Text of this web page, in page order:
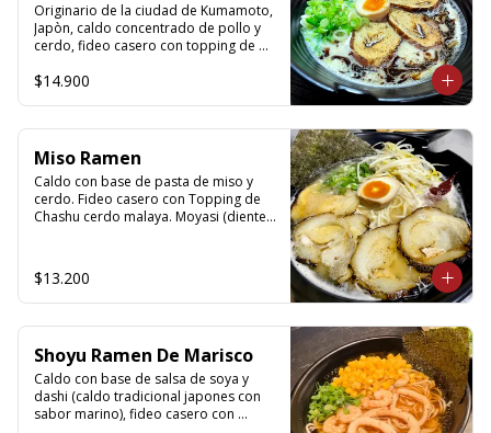
Originario de la ciudad de Kumamoto,
Japòn, caldo concentrado de pollo y
cerdo, fideo casero con topping de
de judas), ajitama(huevo semi cocido),
$14.900
Miso Ramen
Caldo con base de pasta de miso y
cerdo. Fideo casero con Topping de
Chashu cerdo malaya. Moyasi (diente
de sésamo.
$13.200
Shoyu Ramen De Marisco
Caldo con base de salsa de soya y
dashi (caldo tradicional japones con
sabor marino), fideo casero con